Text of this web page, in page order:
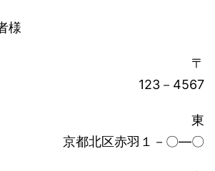
様
123－4567
京都北区赤羽１－〇―〇